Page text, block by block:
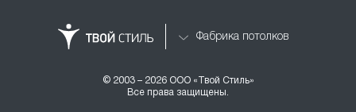
Фабрика потолков
© 2003 – 2026 ООО «Твой Стиль»
Все права защищены.